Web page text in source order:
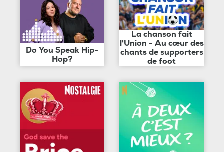
Do You Speak Hip-
Hop?
La chanson fait
l'Union - Au cœur des
chants de supporters
de foot